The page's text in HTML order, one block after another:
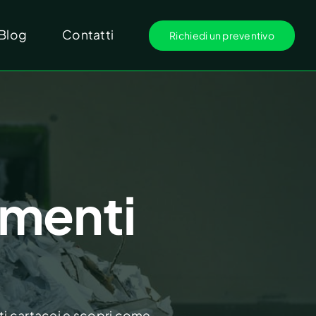
Contatti Richiedi un preventivo